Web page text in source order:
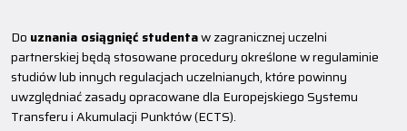
Do uznania osiągnięć studentaw zagranicznej uczelni
partnerskiej będą stosowane procedury określone w regulaminie
studiów lub innych regulacjach uczelnianych, które powinny
uwzględniać zasady opracowane dla Europejskiego Systemu
Transferu i Akumulacji Punktów (ECTS).